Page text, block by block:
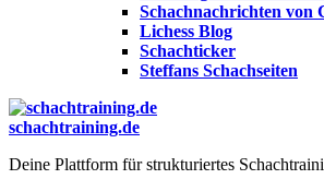
Schachnachrichten von
Lichess Blog
Schachticker
Steffans Schachseiten
schachtraining.de
Deine Plattform für strukturiertes